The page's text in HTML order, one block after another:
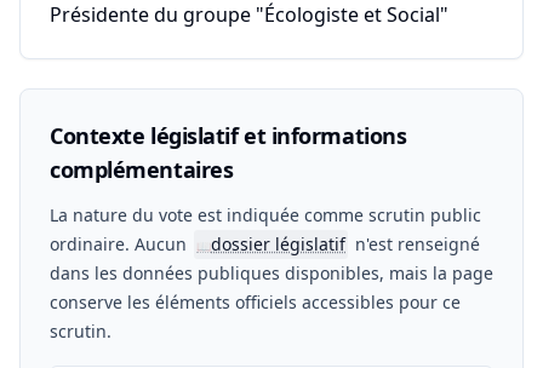
Présidente du groupe "Écologiste et Social"
Contexte législatif et informations
complémentaires
La nature du vote est indiquée comme scrutin public
ordinaire. Aucun
📖dossier législatif n'est renseigné
dans les données publiques disponibles, mais la page
conserve les éléments officiels accessibles pour ce
scrutin.